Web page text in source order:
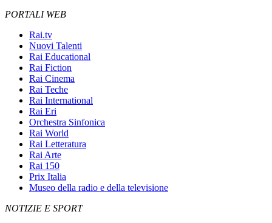
PORTALI WEB
Rai.tv
Nuovi Talenti
Rai Educational
Rai Fiction
Rai Cinema
Rai Teche
Rai International
Rai Eri
Orchestra Sinfonica
Rai World
Rai Letteratura
Rai Arte
Rai 150
Prix Italia
Museo della radio e della televisione
NOTIZIE E SPORT